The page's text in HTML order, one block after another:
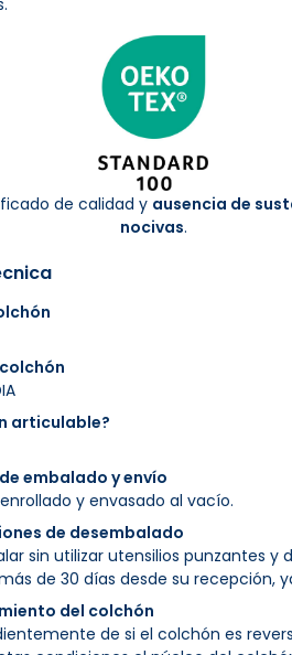
de calidad y ausencia de
nocivas.
articulable?
embalado y envío
y envasado al vacío.
de desembalado
sin utilizar utensilios punzantes
de 30 días desde su recepción,
del colchón
de si el colchón es